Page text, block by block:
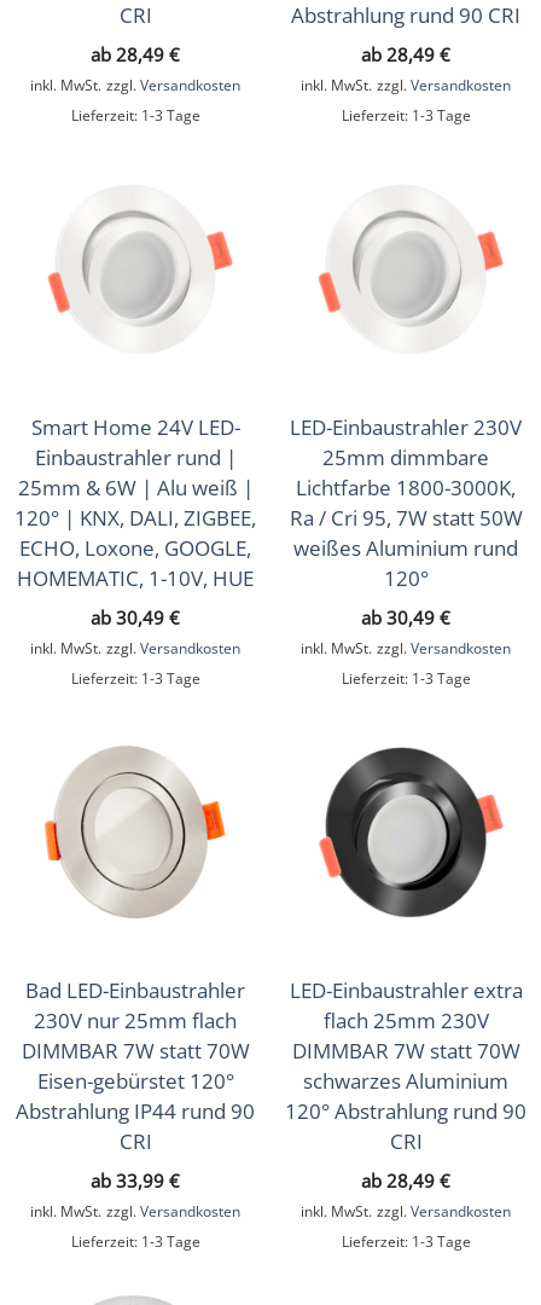
CRI
ab 28,49 €
inkl. MwSt. zzgl. Versandkosten
Lieferzeit: 1-3 Tage
Abstrahlung rund 90 CRI
ab 28,49 €
inkl. MwSt. zzgl. Versandkosten
Lieferzeit: 1-3 Tage
Smart Home 24V LED-
Einbaustrahler rund |
25mm & 6W | Alu weiß |
120° | KNX, DALI, ZIGBEE,
ECHO, Loxone, GOOGLE,
HOMEMATIC, 1-10V, HUE
ab 30,49 €
inkl. MwSt. zzgl. Versandkosten
Lieferzeit: 1-3 Tage
LED-Einbaustrahler 230V
25mm dimmbare
Lichtfarbe 1800-3000K,
Ra / Cri 95, 7W statt 50W
weißes Aluminium rund
120°
ab 30,49 €
inkl. MwSt. zzgl. Versandkosten
Lieferzeit: 1-3 Tage
Bad LED-Einbaustrahler
230V nur 25mm flach
DIMMBAR 7W statt 70W
Eisen-gebürstet 120°
Abstrahlung IP44 rund 90
CRI
ab 33,99 €
inkl. MwSt. zzgl. Versandkosten
Lieferzeit: 1-3 Tage
LED-Einbaustrahler extra
flach 25mm 230V
DIMMBAR 7W statt 70W
schwarzes Aluminium
120° Abstrahlung rund 90
CRI
ab 28,49 €
inkl. MwSt. zzgl. Versandkosten
Lieferzeit: 1-3 Tage